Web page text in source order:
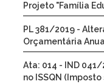
Projeto "Família
PL 381/2019 -
Orçamentária
Ata: 014 - IND
no ISSQN